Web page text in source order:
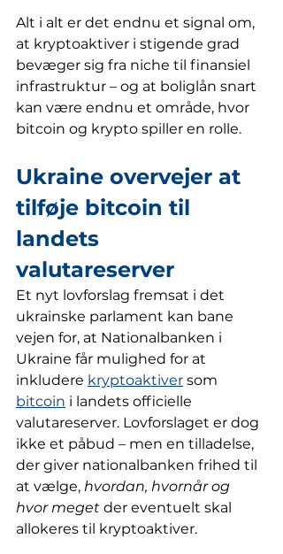
Alt i alt er det endnu et signal om,
at kryptoaktiver i stigende grad
bevæger sig fra niche til finansiel
infrastruktur – og at boliglån snart
kan være endnu et område, hvor
bitcoin og krypto spiller en rolle.
Ukraine overvejer at
tilføje bitcoin til
landets
valutareserver
Et nyt lovforslag fremsat i det
ukrainske parlament kan bane
vejen for, at Nationalbanken i
Ukraine får mulighed for at
inkludere kryptoaktiver som
bitcoin i landets officielle
valutareserver. Lovforslaget er dog
ikke et påbud – men en tilladelse,
der giver nationalbanken frihed til
at vælge, hvordan, hvornår og
hvor meget der eventuelt skal
allokeres til kryptoaktiver.